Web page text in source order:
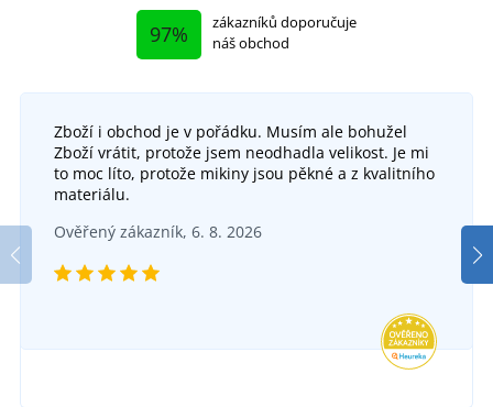
97%
zákazníků doporučuje
náš obchod
Zboží i obchod je v pořádku. Musím ale bohužel
Zboží vrátit, protože jsem neodhadla velikost. Je mi
to moc líto, protože mikiny jsou pěkné a z kvalitního
materiálu.
Ověřený zákazník, 6. 8. 2026